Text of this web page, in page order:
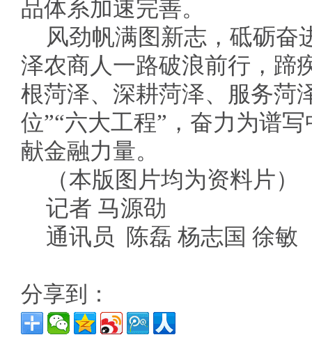
品体系加速完善。
风劲帆满图新志，砥砺奋
泽农商人一路破浪前行，蹄
根菏泽、深耕菏泽、服务菏
位”“六大工程”，奋力为谱
献金融力量。
（本版图片均为资料片）
记者 马源劭
通讯员 陈磊 杨志国 徐敏
分享到：